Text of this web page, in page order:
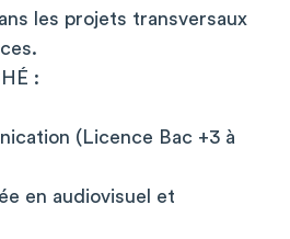
les projets transversaux
:
(Licence Bac +3 à
en audiovisuel et